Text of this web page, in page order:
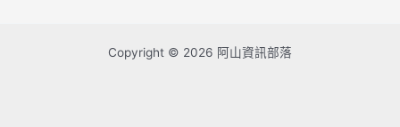
Copyright © 2026 阿山資訊部落